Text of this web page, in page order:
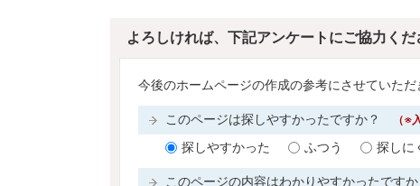
よろしければ、下記アンケートにご協力くだ
今後のホームページの作成の参考にさせていただ
このページは探しやすかったですか？ （※
探しやすかった ふつう 探しに
このページの内容はわかりやすかったです